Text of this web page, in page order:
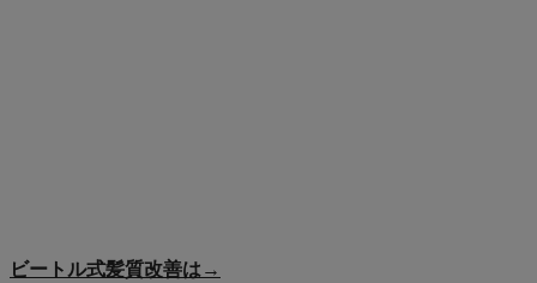
ビートル式髪質改善は→